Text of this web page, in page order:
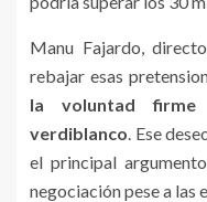
Manu Fajardo,
rebajar esas
la voluntad
verdiblanco. Ese
el principal
negociación pese a las